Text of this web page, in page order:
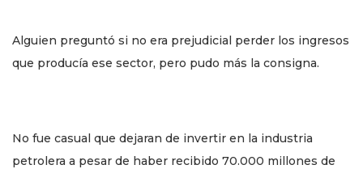
Alguien preguntó si no era prejudicial perder los ingresos
que producía ese sector, pero pudo más la consigna.
No fue casual que dejaran de invertir en la industria
petrolera a pesar de haber recibido 70.000 millones de